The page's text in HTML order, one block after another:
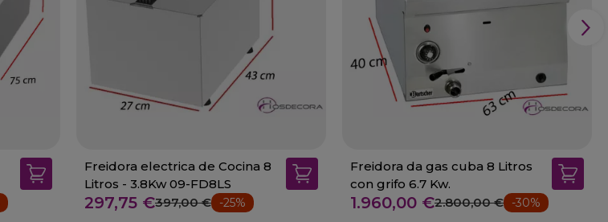
Freidora electrica de Cocina 8
Litros - 3.8Kw 09-FD8LS
297,75 €397,00 € -25%
Freidora da gas cuba 8 Litros
con grifo 6.7 Kw.
1.960,00 €2.800,00 € -30%